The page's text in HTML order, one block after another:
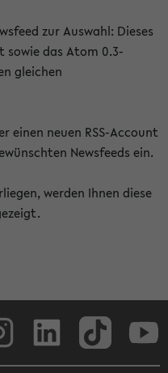
zur Auswahl: Dieses
sowie das Atom 0.3-
gleichen
einen neuen RSS-Account
Newsfeeds ein.
werden Ihnen diese